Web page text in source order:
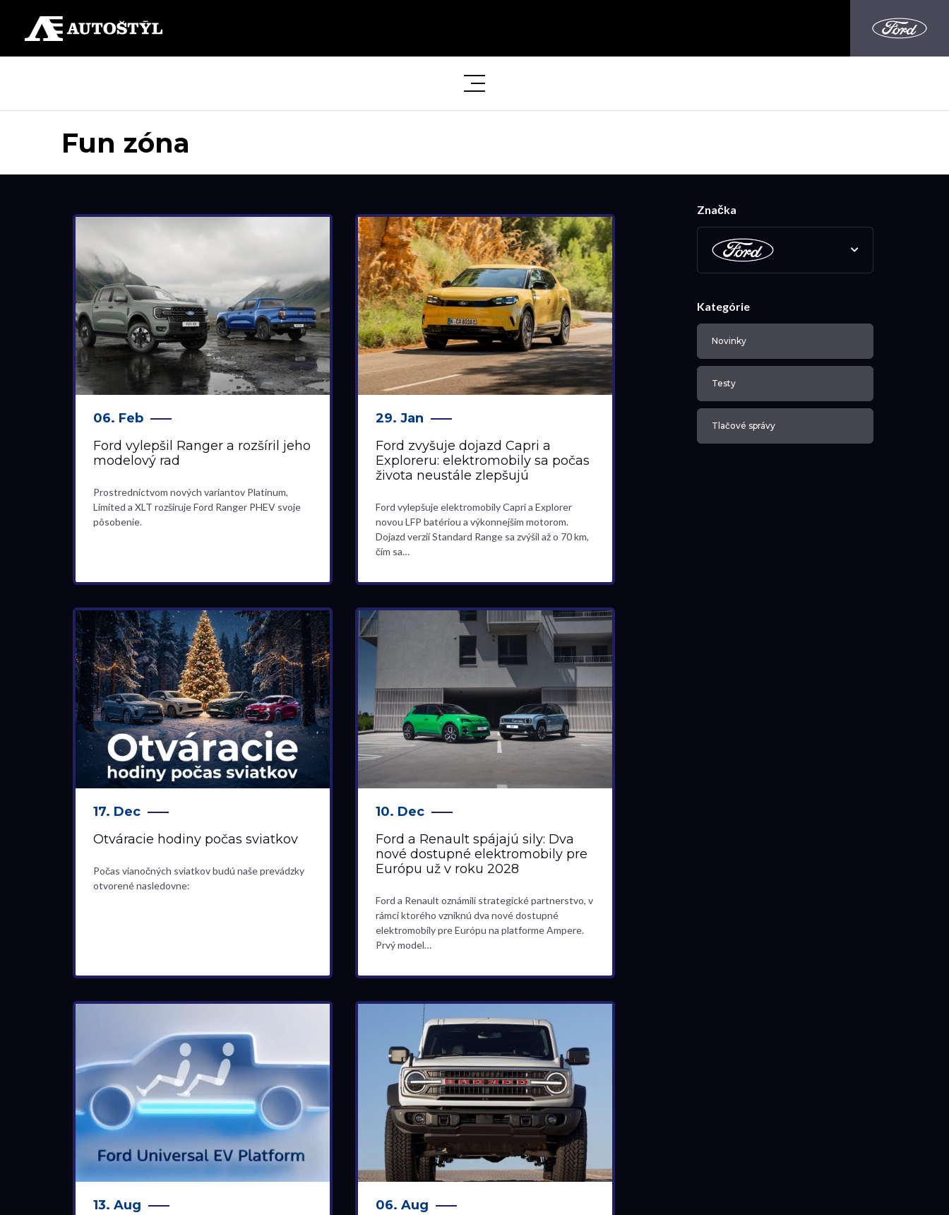
Fun zóna
Značka
Kategórie
Novinky
Testy
Tlačové správy
06. Feb
Ford vylepšil Ranger a rozšíril jeho
modelový rad
Prostredníctvom nových variantov Platinum,
Limited a XLT rozširuje Ford Ranger PHEV svoje
pôsobenie.
29. Jan
Ford zvyšuje dojazd Capri a
Exploreru: elektromobily sa počas
života neustále zlepšujú
Ford vylepšuje elektromobily Capri a Explorer
novou LFP batériou a výkonnejším motorom.
Dojazd verzií Standard Range sa zvýšil až o 70 km,
čím sa…
17. Dec
Otváracie hodiny počas sviatkov
Počas vianočných sviatkov budú naše prevádzky
otvorené nasledovne:
10. Dec
Ford a Renault spájajú sily: Dva
nové dostupné elektromobily pre
Európu už v roku 2028
Ford a Renault oznámili strategické partnerstvo, v
rámci ktorého vzniknú dva nové dostupné
elektromobily pre Európu na platforme Ampere.
Prvý model…
13. Aug
06. Aug